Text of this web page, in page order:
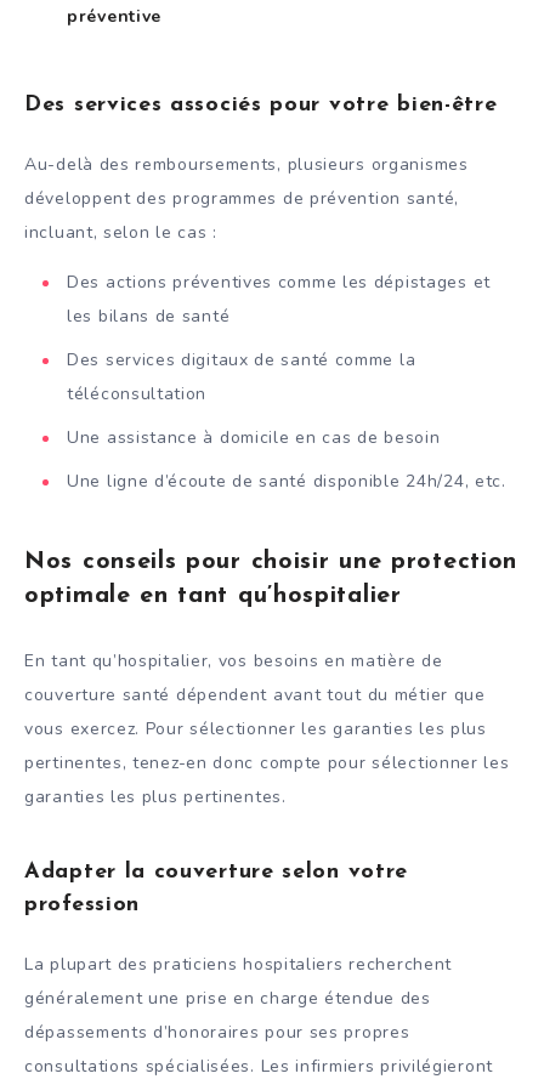
préventive
Des services associés pour votre bien-être
Au-delà des remboursements, plusieurs organismes
développent des programmes de prévention santé,
incluant, selon le cas :
Des actions préventives comme les dépistages et
les bilans de santé
Des services digitaux de santé comme la
téléconsultation
Une assistance à domicile en cas de besoin
Une ligne d’écoute de santé disponible 24h/24, etc.
Nos conseils pour choisir une protection
optimale en tant qu’hospitalier
En tant qu’hospitalier, vos besoins en matière de
couverture santé dépendent avant tout du métier que
vous exercez. Pour sélectionner les garanties les plus
pertinentes, tenez-en donc compte pour sélectionner les
garanties les plus pertinentes.
Adapter la couverture selon votre
profession
La plupart des praticiens hospitaliers recherchent
généralement une prise en charge étendue des
dépassements d’honoraires pour ses propres
consultations spécialisées. Les infirmiers privilégieront